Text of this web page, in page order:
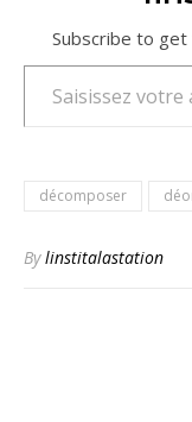
Subscribe to
Saisissez votre
décomposer
Bylinstitalastation